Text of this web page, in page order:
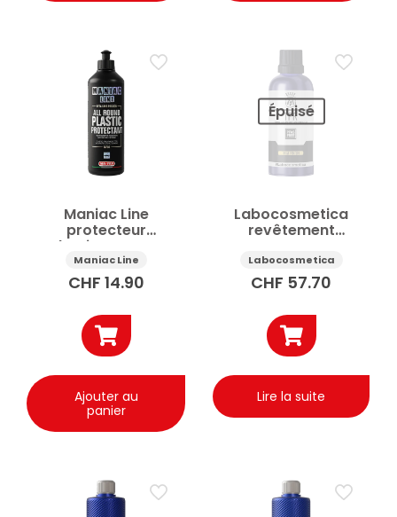
Maniac Line
protecteur
plastiques auto
intérieur extérieur
anti-UV 500ml
Maniac Line
CHF 14.90
Ajouter au
panier
Épuisé
Labocosmetica
revêtement
plastiques et
caoutchouc Tpr 30ml
Labocosmetica
CHF 57.70
Lire la suite